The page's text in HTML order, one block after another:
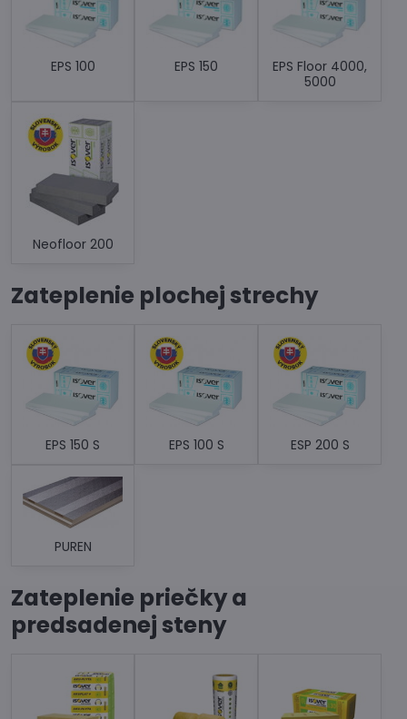
EPS 100 EPS 150
EPS Floor 4000,
5000
Neofloor 200
Zateplenie plochej strechy
EPS 150 S EPS 100 S ESP 200 S
PUREN
Zateplenie priečky a
predsadenej steny